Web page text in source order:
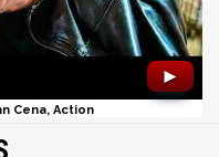
►
Cena, Action